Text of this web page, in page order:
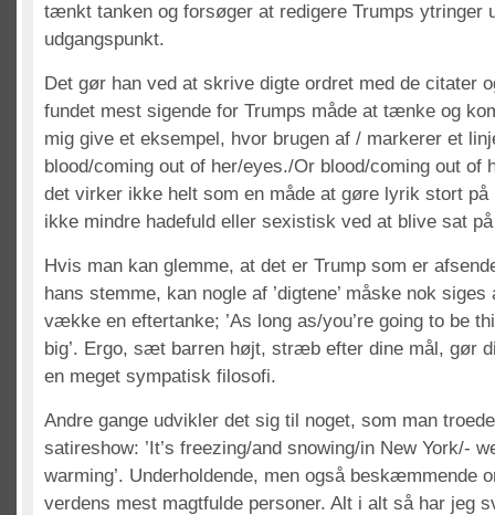
tænkt tanken og forsøger at redigere Trumps ytringer
udgangspunkt.
Det gør han ved at skrive digte ordret med de citater
fundet mest sigende for Trumps måde at tænke og
mig give et eksempel, hvor brugen af / markerer et
blood/coming out of her/eyes./Or blood/coming out of
det virker ikke helt som en måde at gøre lyrik stort på
ikke mindre hadefuld eller sexistisk ved at blive sat
Hvis man kan glemme, at det er Trump som er
hans stemme, kan nogle af ’digtene’ måske nok
vække en eftertanke; ’As long as/you’re going to be
big’. Ergo, sæt barren højt, stræb efter dine mål, gør
en meget sympatisk filosofi.
Andre gange udvikler det sig til noget, som man
satireshow: ’It’s freezing/and snowing/in New York/-
warming’. Underholdende, men også beskæmmende
verdens mest magtfulde personer. Alt i alt så har jeg